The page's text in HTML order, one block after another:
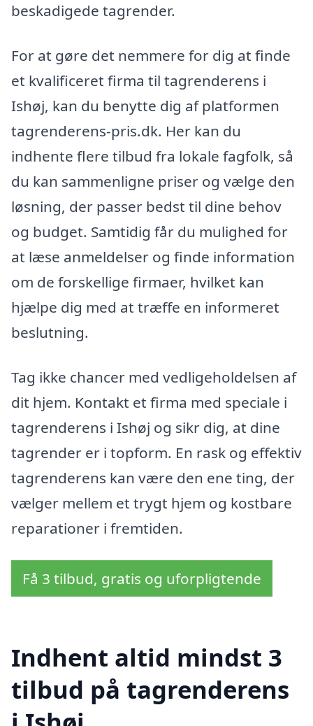
beskadigede tagrender.
For at gøre det nemmere for dig at finde
et kvalificeret firma til tagrenderens i
Ishøj, kan du benytte dig af platformen
tagrenderens-pris.dk. Her kan du
indhente flere tilbud fra lokale fagfolk, så
du kan sammenligne priser og vælge den
løsning, der passer bedst til dine behov
og budget. Samtidig får du mulighed for
at læse anmeldelser og finde information
om de forskellige firmaer, hvilket kan
hjælpe dig med at træffe en informeret
beslutning.
Tag ikke chancer med vedligeholdelsen af
dit hjem. Kontakt et firma med speciale i
tagrenderens i Ishøj og sikr dig, at dine
tagrender er i topform. En rask og effektiv
tagrenderens kan være den ene ting, der
vælger mellem et trygt hjem og kostbare
reparationer i fremtiden.
Få 3 tilbud, gratis og uforpligtende
Indhent altid mindst 3
tilbud på tagrenderens